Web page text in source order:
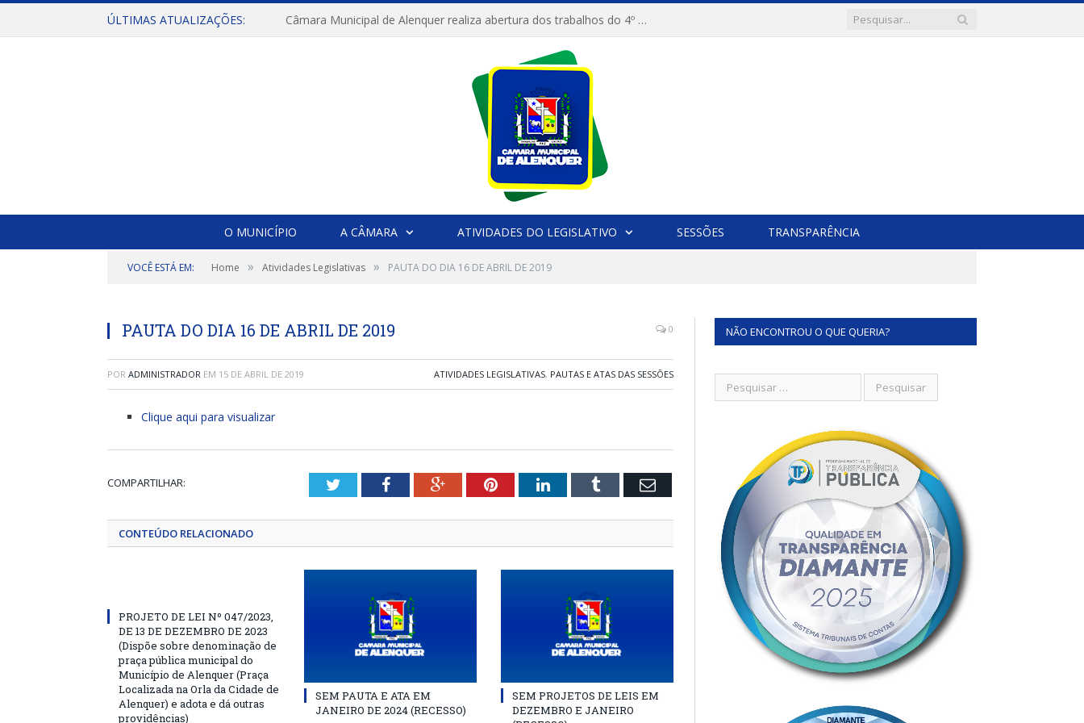
ÚLTIMAS ATUALIZAÇÕES: Câmara Municipal de Alenquer realiza abertura dos trabalhos do 4º Período Legislativo
O MUNICÍPIO A CÂMARA ATIVIDADES DO LEGISLATIVO SESSÕES TRANSPARÊNCIA
VOCÊ ESTÁ EM: Home » Atividades Legislativas » PAUTA DO DIA 16 DE ABRIL DE 2019
PAUTA DO DIA 16 DE ABRIL DE 2019 0
POR ADMINISTRADOR EM 15 DE ABRIL DE 2019 ATIVIDADES LEGISLATIVAS, PAUTAS E ATAS DAS SESSÕES
Clique aqui para visualizar
COMPARTILHAR: TwitterFacebookGoogle+PinterestLinkedInTumblr Email
CONTEÚDO RELACIONADO
PROJETO DE LEI Nº 047/2023,
DE 13 DE DEZEMBRO DE 2023
(Dispõe sobre denominação de
praça pública municipal do
Município de Alenquer (Praça
Localizada na Orla da Cidade de
Alenquer) e adota e dá outras
providências)
SEM PAUTA E ATA EM
JANEIRO DE 2024 (RECESSO)
SEM PROJETOS DE LEIS EM
DEZEMBRO E JANEIRO
NÃO ENCONTROU O QUE QUERIA?